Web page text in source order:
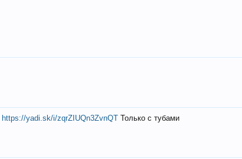
https://yadi.sk/i/zqrZIUQn3ZvnQT Только с тубами